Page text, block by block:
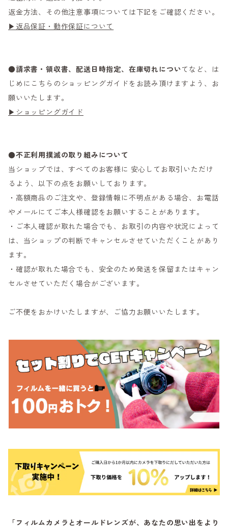
返金方法、その他注意事項については下記をご確認ください。
▶返品保証・動作保証について
●請求書・領収書、配送日時指定、在庫切れについてなど、は
じめにこちらのショッピングガイドをお読み頂けますよう、お
願いいたします。
▶ショッピングガイド
●不正利用撲滅の取り組みについて
当ショップでは、すべてのお客様に 安心してお取引いただけ
るよう、以下の点をお願いしております。
・高額商品のご注文や、登録情報に不明点がある場合、お電話
やメールにてご本人様確認をお願いすることがあります。
・ご本人確認が取れた場合でも、お取引の内容や状況によって
は、当ショップの判断でキャンセルさせていただくことがあり
ます。
・確認が取れた場合でも、安全のため発送を保留またはキャン
セルさせていただく場合がございます。
ご不便をおかけいたしますが、ご協力お願いいたします。
「フィルムカメラとオールドレンズが、あなたの思い出をより